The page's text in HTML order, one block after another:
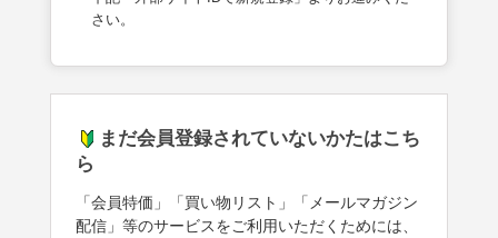
さい。
まだ会員登録されていないかたはこち
ら
「会員特価」「買い物リスト」「メールマガジン
配信」等のサービスをご利用いただくためには、